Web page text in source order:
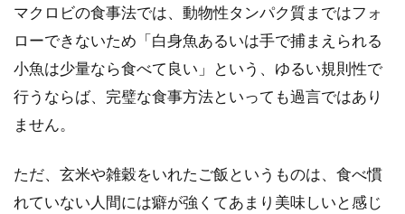
マクロビの食事法では、動物性タンパク質まではフォ
ローできないため「白身魚あるいは手で捕まえられる
小魚は少量なら食べて良い」という、ゆるい規則性で
行うならば、完璧な食事方法といっても過言ではあり
ません。
ただ、玄米や雑穀をいれたご飯というものは、食べ慣
れていない人間には癖が強くてあまり美味しいと感じ